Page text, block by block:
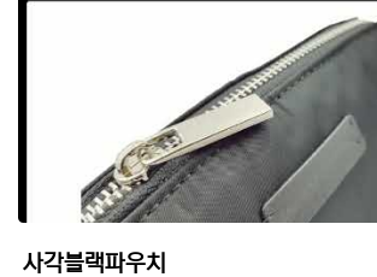
사각블랙파우치